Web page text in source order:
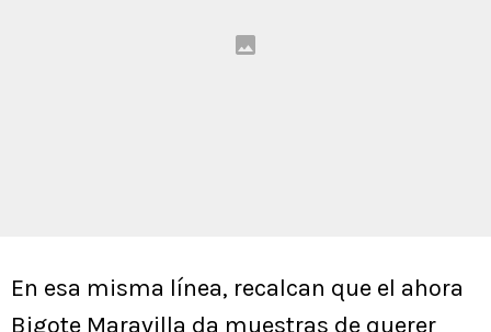
En esa misma línea, recalcan que el ahora
Bigote Maravilla da muestras de querer